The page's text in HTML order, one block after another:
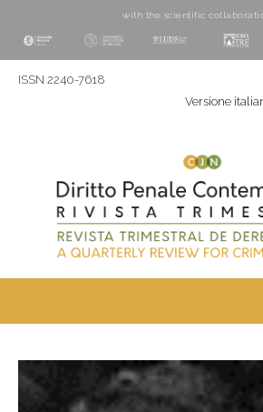
with the scientific
ISSN 2240-7618
Versione